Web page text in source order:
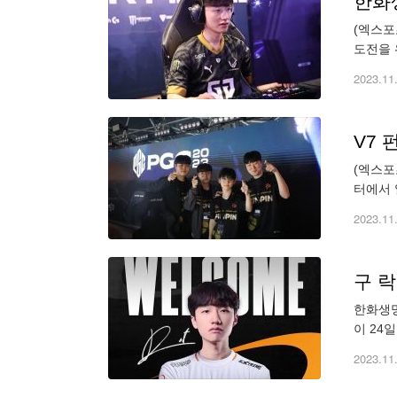
(엑스
도전을
V7
(엑스
터에서
구
한화생
이 24